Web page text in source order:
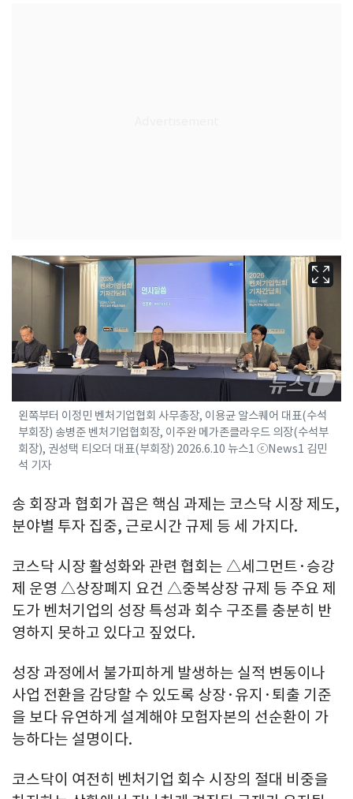
왼쪽부터 이정민 벤처기업협회 사무총장, 이용균 알스퀘어 대표(수석
부회장) 송병준 벤처기업협회장, 이주완 메가존클라우드 의장(수석부
회장), 권성택 티오더 대표(부회장) 2026.6.10 뉴스1 ⓒNews1 김민
석 기자
송 회장과 협회가 꼽은 핵심 과제는 코스닥 시장 제도,
분야별 투자 집중, 근로시간 규제 등 세 가지다.
코스닥 시장 활성화와 관련 협회는 △세그먼트·승강
제 운영 △상장폐지 요건 △중복상장 규제 등 주요 제
도가 벤처기업의 성장 특성과 회수 구조를 충분히 반
영하지 못하고 있다고 짚었다.
성장 과정에서 불가피하게 발생하는 실적 변동이나
사업 전환을 감당할 수 있도록 상장·유지·퇴출 기준
을 보다 유연하게 설계해야 모험자본의 선순환이 가
능하다는 설명이다.
코스닥이 여전히 벤처기업 회수 시장의 절대 비중을